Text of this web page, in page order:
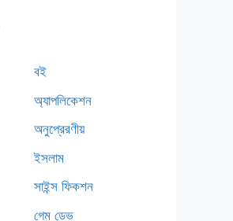
বই
অ্যাপলিকেশন
অনুপ্রেরণীয়
ইসলাম
সাইন্স ফিকশন
গেম ডেভ